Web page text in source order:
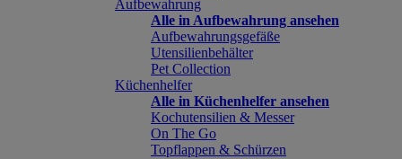
Aufbewahrung
Alle in Aufbewahrung ansehen
Aufbewahrungsgefäße
Utensilienbehälter
Pet Collection
Küchenhelfer
Alle in Küchenhelfer ansehen
Kochutensilien & Messer
On The Go
Topflappen & Schürzen